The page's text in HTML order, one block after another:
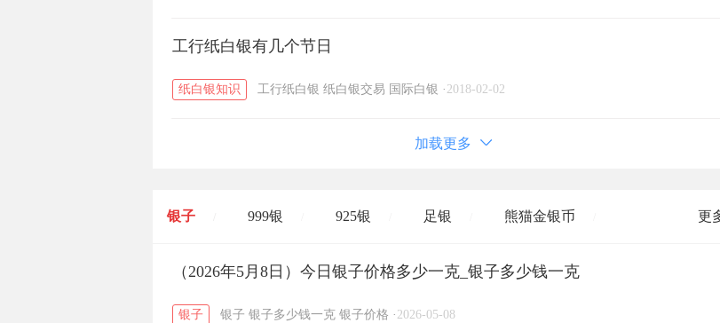
工行纸白银有几个节日
纸白银知识 工行纸白银 纸白银交易 国际白银 · 2018-02-02
加载更多
银子 999银 925银 足银 熊猫金银币
开国纪念币 大清银币 / 长城币 / 老凤祥
更
（2026年5月8日）今日银子价格多少一克_银子多少钱一克
银子 银子 银子多少钱一克 银子价格 · 2026-05-08